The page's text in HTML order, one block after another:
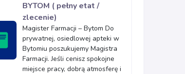
BYTOM ( pełny etat /
zlecenie)
Magister Farmacji – Bytom Do
prywatnej, osiedlowej apteki w
Bytomiu poszukujemy Magistra
Farmacji. Jeśli cenisz spokojne
miejsce pracy, dobrą atmosferę i